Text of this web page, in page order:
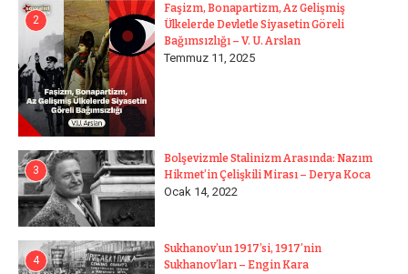
2
Faşizm, Bonapartizm, Az Gelişmiş
Ülkelerde Devletle Siyasetin Göreli
Bağımsızlığı – V. U. Arslan
Temmuz 11, 2025
3
Bolşevizmle Stalinizm Arasında: Nazım
Hikmet’in Çelişkili Mirası – Derya Koca
Ocak 14, 2022
4
Sukhanov’un 1917’si, 1917’nin
Sukhanov’ları – Engin Kara